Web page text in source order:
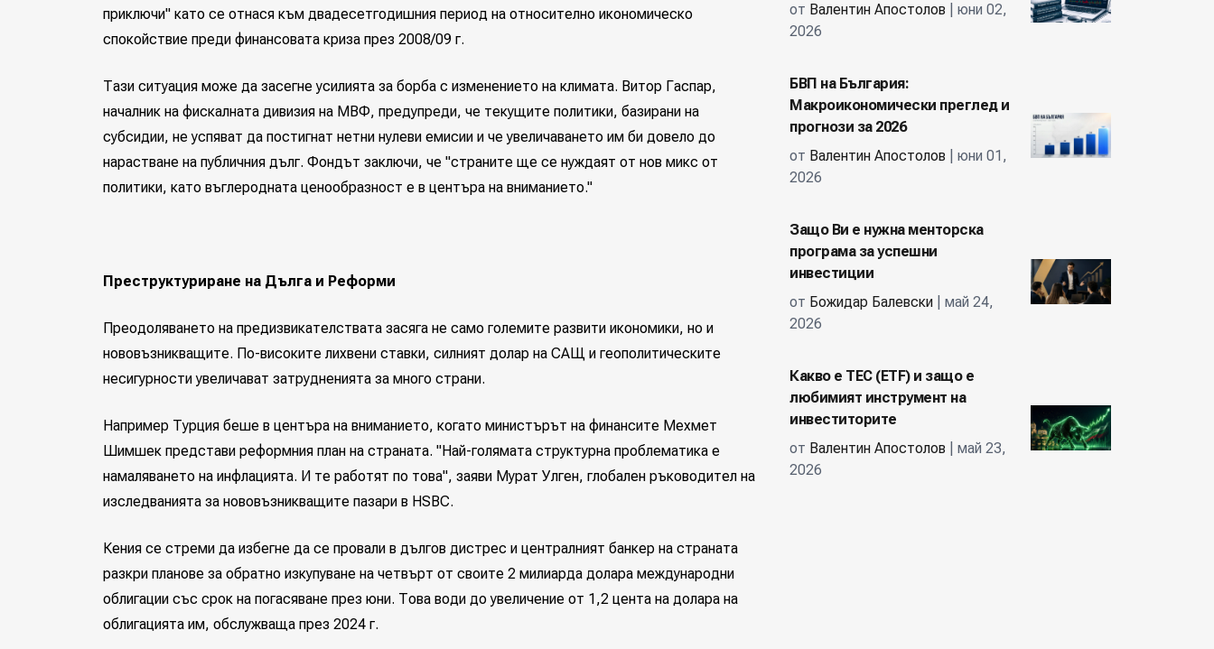
приключи" като се отнася към двадесетгодишния период на относително икономическо
спокойствие преди финансовата криза през 2008/09 г.
Тази ситуация може да засегне усилията за борба с изменението на климата. Витор Гаспар,
началник на фискалната дивизия на МВФ, предупреди, че текущите политики, базирани на
субсидии, не успяват да постигнат нетни нулеви емисии и че увеличаването им би довело до
нарастване на публичния дълг. Фондът заключи, че "страните ще се нуждаят от нов микс от
политики, като въглеродната ценообразност е в центъра на вниманието."
Преструктуриране на Дълга и Реформи
Преодоляването на предизвикателствата засяга не само големите развити икономики, но и
нововъзникващите. По-високите лихвени ставки, силният долар на САЩ и геополитическите
несигурности увеличават затрудненията за много страни.
Например Турция беше в центъра на вниманието, когато министърът на финансите Мехмет
Шимшек представи реформния план на страната. "Най-голямата структурна проблематика е
намаляването на инфлацията. И те работят по това", заяви Мурат Улген, глобален ръководител на
изследванията за нововъзникващите пазари в HSBC.
Кения се стреми да избегне да се провали в дългов дистрес и централният банкер на страната
разкри планове за обратно изкупуване на четвърт от своите 2 милиарда долара международни
облигации със срок на погасяване през юни. Това води до увеличение от 1,2 цента на долара на
облигацията им, обслужваща през 2024 г.
от Валентин Апостолов | юни 02,
2026
БВП на България:
Макроикономически преглед и
прогнози за 2026
от Валентин Апостолов | юни 01,
2026
Защо Ви е нужна менторска
програма за успешни
инвестиции
от Божидар Балевски | май 24,
2026
Какво е ТЕС (ETF) и защо е
любимият инструмент на
инвеститорите
от Валентин Апостолов | май 23,
2026